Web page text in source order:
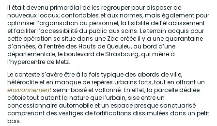
Il était devenu primordial de les regrouper pour disposer de
nouveaux locaux, confortables et aux normes, mais également pour
optimiser l’organisation du personnel, la lisibilité de l’établissement
et faciliter l’accessibilité du public aux soins. Le terrain acquis pour
cette opération se situe dans une Zac créée il y a une quarantaine
d’années, à l’entrée des Hauts de Queuleu, au bord d’une
départementale, le boulevard de Strasbourg, qui mène à
l’hypercentre de Metz.
Le contexte s’avère être à la fois typique des abords de ville,
hétéroclite et en manque de repères urbains forts, tout en offrant un
environnementsemi-boisé et vallonné. En effet, la parcelle dédiée
côtoie tout autant la nature que l’urbain, sise entre un
concessionnaire automobile et un espace presque sanctuarisé
comprenant des vestiges de fortifications dissimulées dans un petit
bois.